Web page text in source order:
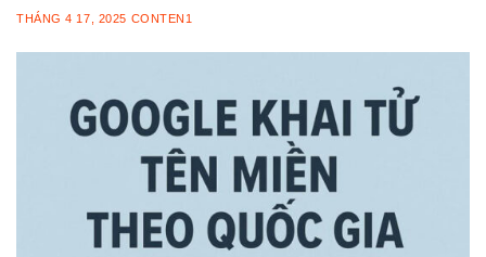
THÁNG 4 17, 2025 CONTEN1